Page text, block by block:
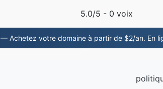
5.0/5 - 0 voix
— Achetez votre domaine à partir de $2/an. En